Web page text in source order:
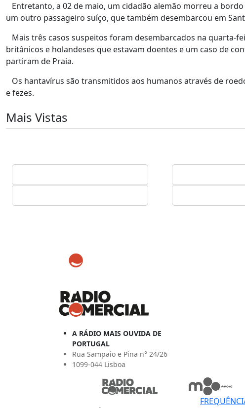
Entretanto, a 02 de maio, um cidadão alemão morreu a
um outro passageiro suíço, que também desembarcou em
Mais três casos suspeitos foram desembarcados na quarta-
britânicos e holandeses que estavam doentes e um caso de
partiram de Praia.
Os hantavírus são transmitidos aos humanos através de
e fezes.
Mais Vistas
A RÁDIO MAIS OUVIDA DE
PORTUGAL
Rua Sampaio e Pina n° 24/26
1099-044 Lisboa